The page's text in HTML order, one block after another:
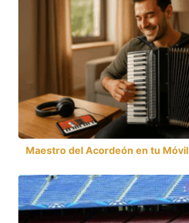
Maestro del Acordeón en tu Móvil